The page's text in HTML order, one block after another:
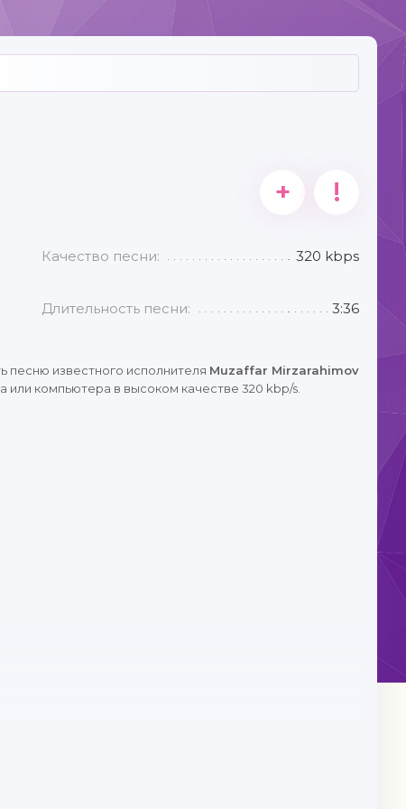
+ !
Качество песни: 320 kbps
Длительность песни: 3:36
песню известного исполнителя Muzaffar Mirzarahimov
компьютера в высоком качестве 320 kbp/s.